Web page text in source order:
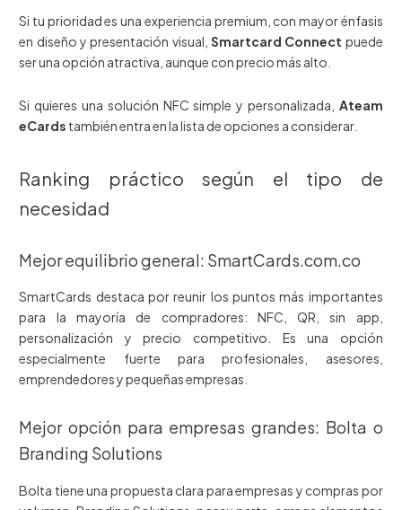
Si tu prioridad es una experiencia premium, con mayor énfasis
en diseño y presentación visual,Smartcard Connect puede
ser una opción atractiva, aunque con precio más alto.
Si quieres una solución NFC simple y personalizada, Ateam
eCards también entra en la lista de opciones a considerar.
Ranking práctico según el tipo de
necesidad
Mejor equilibrio general: SmartCards.com.co
SmartCards destaca por reunir los puntos más importantes
para la mayoría de compradores: NFC, QR, sin app,
personalización y precio competitivo. Es una opción
especialmente fuerte para profesionales, asesores,
emprendedores y pequeñas empresas.
Mejor opción para empresas grandes: Bolta o
Branding Solutions
Bolta tiene una propuesta clara para empresas y compras por